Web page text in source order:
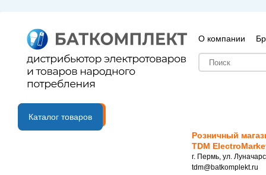
О компании
B2B портал
Каталог товаров
Розничный
TDM
г. Пермь, ул.
tdm@batkomplekt.ru